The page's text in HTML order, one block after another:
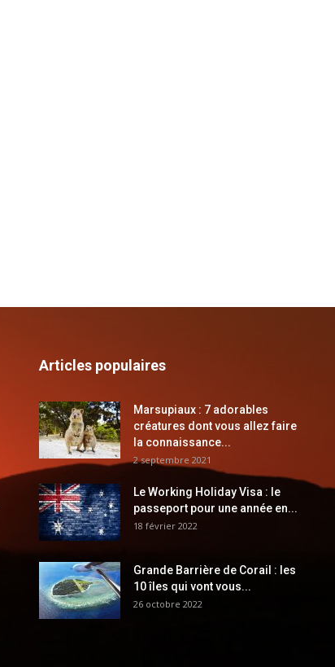
Articles populaires
Marsupiaux : 7 adorables
créatures dont vous allez faire
la connaissance...
2 septembre 2021
Le Working Holiday Visa : le
passeport pour une année en...
18 février 2022
Grande Barrière de Corail : les
10 îles qui vont vous...
26 octobre 2022